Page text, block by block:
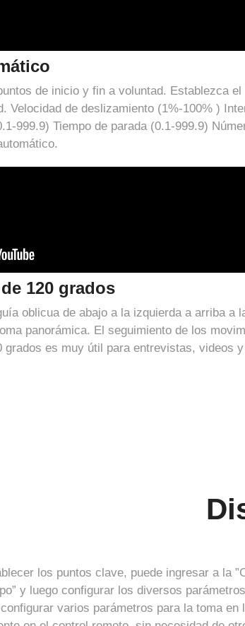
de inicio y fin a voluntad. Establezca el
Velocidad de deslizamiento (1%-100% )
999.9) Tiempo de parada (0.1-999.9)
120 grados
oblicua de abajo a la izquierda a arriba a
panorámica. El seguimiento de los
grados es muy útil para entrevistas, videos y
los puntos clave, puede ingresar a la
y luego configurar los diversos
varios parámetros para la toma en